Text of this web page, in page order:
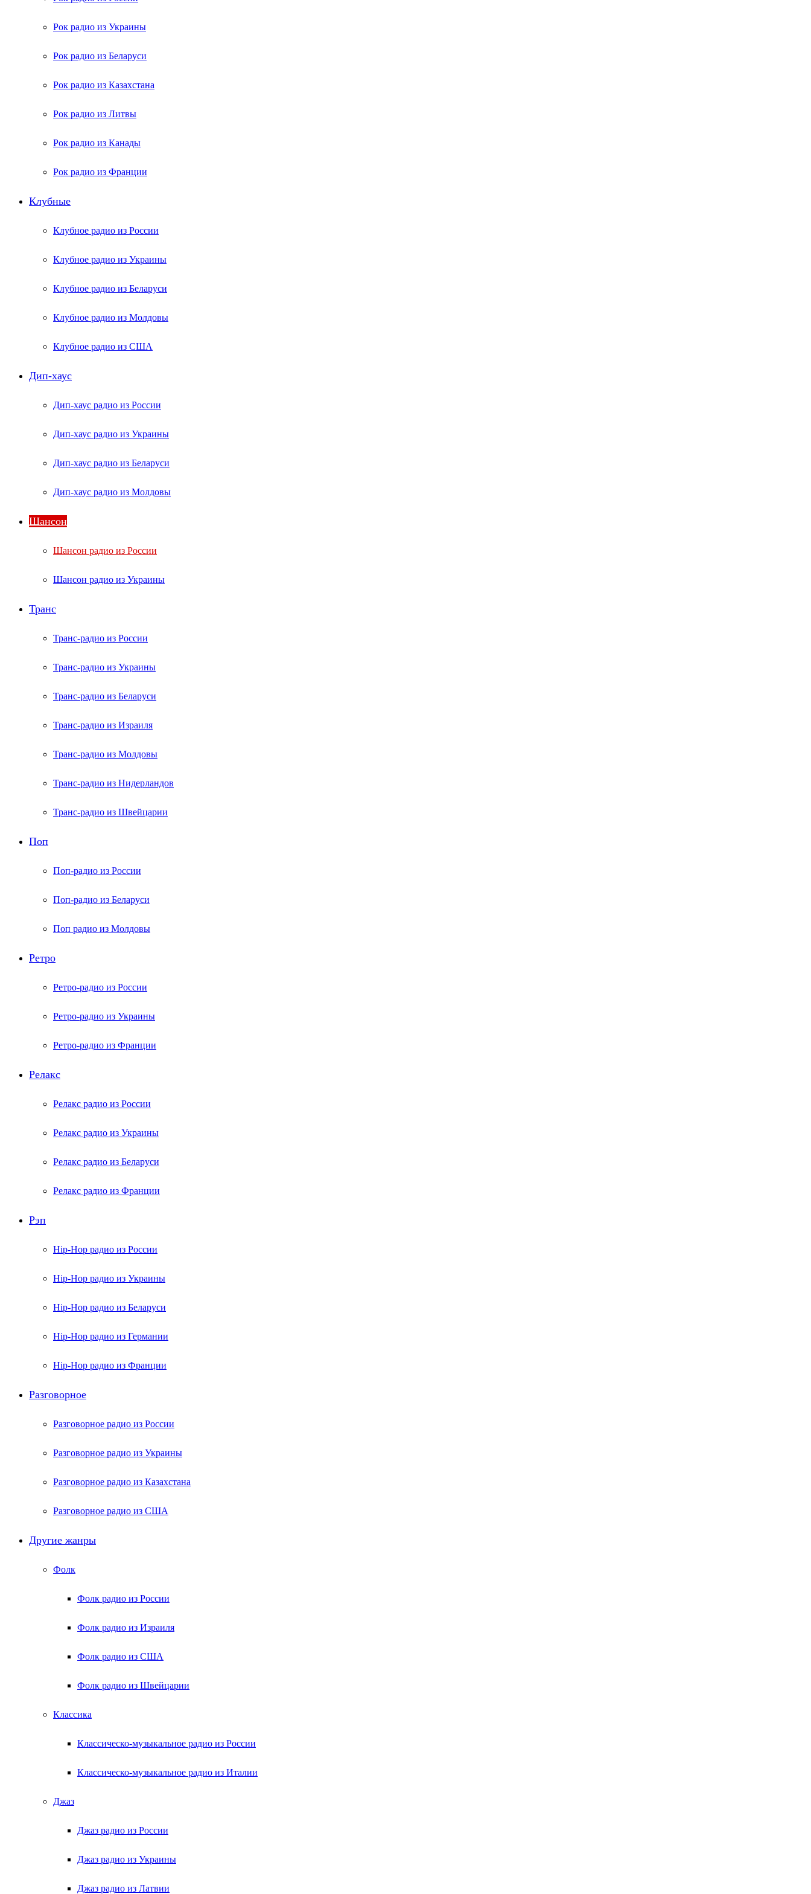
Рок радио из Украины
Рок радио из Беларуси
Рок радио из Казахстана
Рок радио из Литвы
Рок радио из Канады
Рок радио из Франции
Клубные
Клубное радио из России
Клубное радио из Украины
Клубное радио из Беларуси
Клубное радио из Молдовы
Клубное радио из США
Дип-хаус
Дип-хаус радио из России
Дип-хаус радио из Украины
Дип-хаус радио из Беларуси
Дип-хаус радио из Молдовы
Шансон
Шансон радио из России
Шансон радио из Украины
Транс
Транс-радио из России
Транс-радио из Украины
Транс-радио из Беларуси
Транс-радио из Израиля
Транс-радио из Молдовы
Транс-радио из Нидерландов
Транс-радио из Швейцарии
Поп
Поп-радио из России
Поп-радио из Беларуси
Поп радио из Молдовы
Ретро
Ретро-радио из России
Ретро-радио из Украины
Ретро-радио из Франции
Релакс
Релакс радио из России
Релакс радио из Украины
Релакс радио из Беларуси
Релакс радио из Франции
Рэп
Hip-Hop радио из России
Hip-Hop радио из Украины
Hip-Hop радио из Беларуси
Hip-Hop радио из Германии
Hip-Hop радио из Франции
Разговорное
Разговорное радио из России
Разговорное радио из Украины
Разговорное радио из Казахстана
Разговорное радио из США
Другие жанры
Фолк
Фолк радио из России
Фолк радио из Израиля
Фолк радио из США
Фолк радио из Швейцарии
Классика
Классическо-музыкальное радио из России
Классическо-музыкальное радио из Италии
Джаз
Джаз радио из России
Джаз радио из Украины
Джаз радио из Латвии